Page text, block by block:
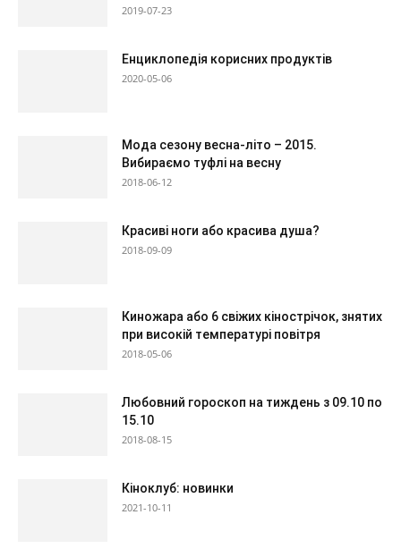
2019-07-23
Енциклопедія корисних продуктів
2020-05-06
Мода сезону весна-літо – 2015.
Вибираємо туфлі на весну
2018-06-12
Красиві ноги або красива душа?
2018-09-09
Киножара або 6 свіжих кінострічок, знятих
при високій температурі повітря
2018-05-06
Любовний гороскоп на тиждень з 09.10 по
15.10
2018-08-15
Кіноклуб: новинки
2021-10-11